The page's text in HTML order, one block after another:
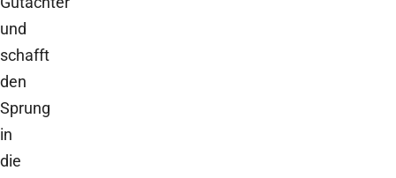
und
schafft
den
Sprung
in
die